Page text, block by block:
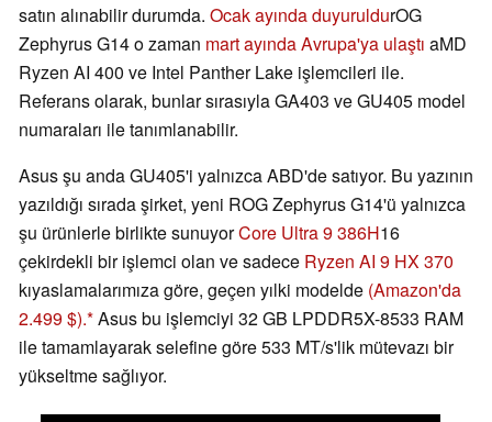
satın alınabilir durumda. Ocak ayında duyuruldurOG
Zephyrus G14 o zaman mart ayında Avrupa'ya ulaştı aMD
Ryzen AI 400 ve Intel Panther Lake işlemcileri ile.
Referans olarak, bunlar sırasıyla GA403 ve GU405 model
numaraları ile tanımlanabilir.
Asus şu anda GU405'i yalnızca ABD'de satıyor. Bu yazının
yazıldığı sırada şirket, yeni ROG Zephyrus G14'ü yalnızca
şu ürünlerle birlikte sunuyorCore Ultra 9 386H16
çekirdekli bir işlemci olan ve sadece Ryzen AI 9 HX 370
kıyaslamalarımıza göre, geçen yılki modelde (Amazon'da
2.499 $). Asus bu işlemciyi 32 GB LPDDR5X-8533 RAM
ile tamamlayarak selefine göre 533 MT/s'lik mütevazı bir
yükseltme sağlıyor.